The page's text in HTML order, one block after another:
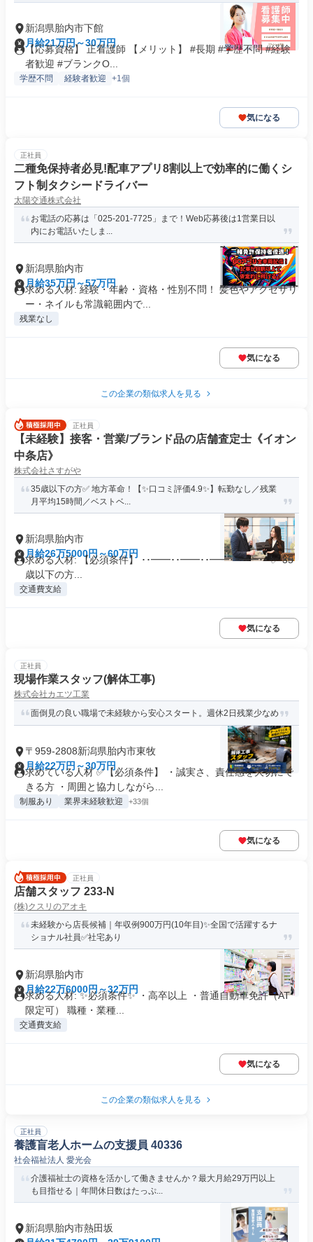
新潟県胎内市下館
月給21万円～30万円
【応募資格】 正看護師 【メリット】 #長期 #学歴不問 #経験
者歓迎 #ブランクO...
学歴不問 経験者歓迎 +1個
気になる
正社員
二種免保持者必見!配車アプリ8割以上で効率的に働くシ
フト制タクシードライバー
太陽交通株式会社
お電話の応募は「025-201-7725」まで！Web応募後は1営業日以
内にお電話いたしま...
新潟県胎内市
月給35万円～57万円
求める人材: 経験・年齢・資格・性別不問！ 髪色やアクセサリ
ー・ネイルも常識範囲内で...
残業なし
気になる
この企業の類似求人を見る
正社員
【未経験】接客・営業/ブランド品の店舗査定士《イオン
中条店》
株式会社さすがや
35歳以下の方✅ 地方革命！【✨口コミ評価4.9✨】転勤なし／残業
月平均15時間／ベストベ...
新潟県胎内市
月給26万5000円～60万円
求める人材: 【必須条件】 ･･━━･･━━･･━━･･━━･･ ✅ 35
歳以下の方...
交通費支給
気になる
正社員
現場作業スタッフ(解体工事)
株式会社カエツ工業
面倒見の良い職場で未経験から安心スタート。週休2日残業少なめ
〒959-2808新潟県胎内市東牧
月給22万円～30万円
求めている人材 ✅【必須条件】 ・誠実さ、責任感を大切にで
きる方 ・周囲と協力しながら...
制服あり 業界未経験歓迎 +33個
気になる
正社員
店舗スタッフ 233-N
(株)クスリのアオキ
未経験から店長候補｜年収例900万円(10年目)✨全国で活躍するナ
ショナル社員✅社宅あり
新潟県胎内市
月給22万6000円～32万円
求める人材: ✨必須条件✨ ・高卒以上 ・普通自動車免許（AT
限定可） 職種・業種...
交通費支給
気になる
この企業の類似求人を見る
正社員
養護盲老人ホームの支援員 40336
社会福祉法人 愛光会
介護福祉士の資格を活かして働きませんか？最大月給29万円以上
も目指せる｜年間休日数はたっぷ...
新潟県胎内市熱田坂